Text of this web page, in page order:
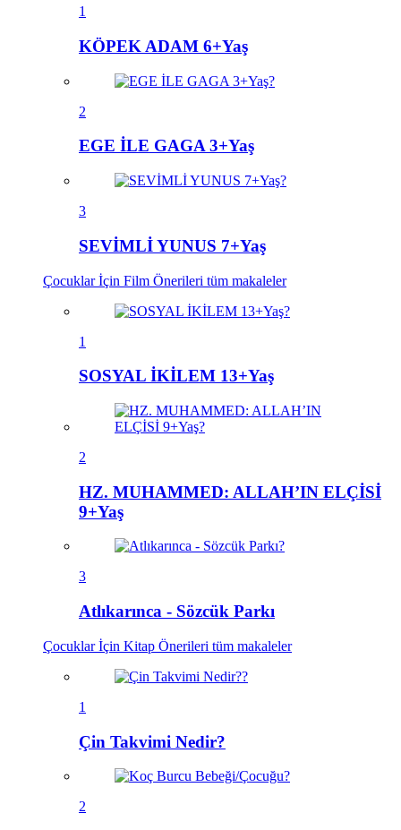
1
KÖPEK ADAM 6+Yaş
2
EGE İLE GAGA 3+Yaş
3
SEVİMLİ YUNUS 7+Yaş
Çocuklar İçin Film Önerileri tüm makaleler
1
SOSYAL İKİLEM 13+Yaş
2
HZ. MUHAMMED: ALLAH’IN ELÇİSİ
9+Yaş
3
Atlıkarınca - Sözcük Parkı
Çocuklar İçin Kitap Önerileri tüm makaleler
1
Çin Takvimi Nedir?
2